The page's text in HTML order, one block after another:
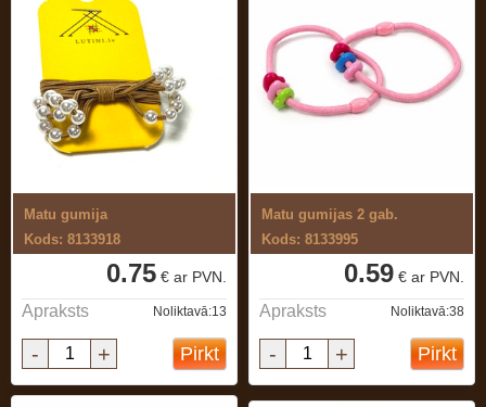
Matu gumija
Kods: 8133918
0.75 € ar PVN.
Apraksts Noliktavā:13
- + Pirkt
Matu gumijas 2 gab.
Kods: 8133995
0.59 € ar PVN.
Apraksts Noliktavā:38
- + Pirkt